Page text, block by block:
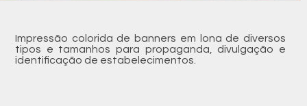
Impressão colorida de banners em lona de diversos
tipos e tamanhos para propaganda, divulgação e
identificação de estabelecimentos.